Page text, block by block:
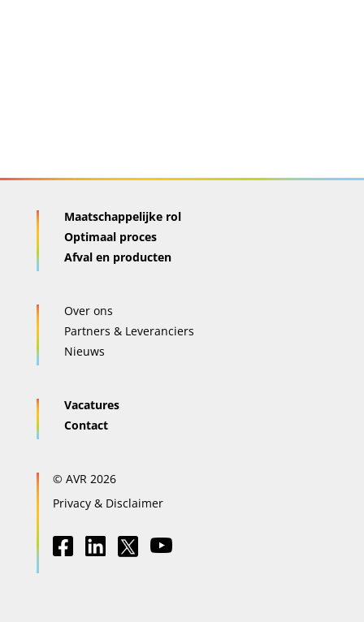
Maatschappelijke rol
Optimaal proces
Afval en producten
Over ons
Partners & Leveranciers
Nieuws
Vacatures
Contact
© AVR 2026
Privacy & Disclaimer